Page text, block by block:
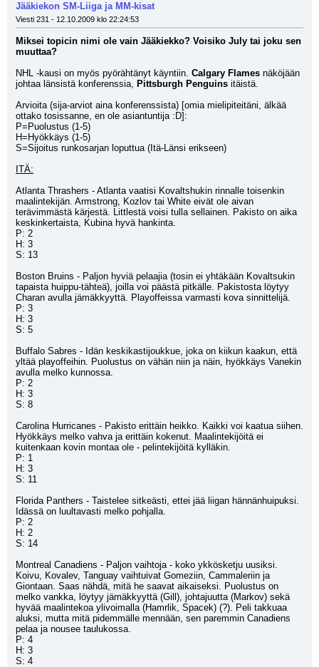
Jääkiekon SM-Liiga ja MM-kisat
Viesti 231 - 12.10.2009 klo 22:24:53
Miksei topicin nimi ole vain Jääkiekko? Voisiko July tai joku sen
muuttaa?
NHL -kausi on myös pyörähtänyt käyntiin. Calgary Flames näköjään
johtaa länsistä konferenssia, Pittsburgh Penguins itäistä.
Arvioita (sija-arviot aina konferenssista) [omia mielipiteitäni, älkää
ottako tosissanne, en ole asiantuntija :D]:
P=Puolustus (1-5)
H=Hyökkäys (1-5)
S=Sijoitus runkosarjan loputtua (Itä-Länsi erikseen)
ITÄ:
Atlanta Thrashers - Atlanta vaatisi Kovaltshukin rinnalle toisenkin
maalintekijän. Armstrong, Kozlov tai White eivät ole aivan
terävimmästä kärjestä. Littlestä voisi tulla sellainen. Pakisto on aika
keskinkertaista, Kubina hyvä hankinta.
P: 2
H: 3
S: 13
Boston Bruins - Paljon hyviä pelaajia (tosin ei yhtäkään Kovaltsukin
tapaista huippu-tähteä), joilla voi päästä pitkälle. Pakistosta löytyy
Charan avulla jämäkkyyttä. Playoffeissa varmasti kova sinnittelijä.
P: 3
H: 3
S: 5
Buffalo Sabres - Idän keskikastijoukkue, joka on kiikun kaakun, että
yltää playoffeihin. Puolustus on vähän niin ja näin, hyökkäys Vanekin
avulla melko kunnossa.
P: 2
H: 3
S: 8
Carolina Hurricanes - Pakisto erittäin heikko. Kaikki voi kaatua siihen.
Hyökkäys melko vahva ja erittäin kokenut. Maalintekijöitä ei
kuitenkaan kovin montaa ole - pelintekijöitä kylläkin.
P: 1
H: 3
S: 11
Florida Panthers - Taistelee sitkeästi, ettei jää liigan hännänhuipuksi.
Idässä on luultavasti melko pohjalla.
P: 2
H: 2
S: 14
Montreal Canadiens - Paljon vaihtoja - koko ykkösketju uusiksi.
Koivu, Kovalev, Tanguay vaihtuivat Gomeziin, Cammaleriin ja
Giontaan. Saas nähdä, mitä he saavat aikaiseksi. Puolustus on
melko vankka, löytyy jämäkkyyttä (Gill), johtajuutta (Markov) sekä
hyvää maalintekoa ylivoimalla (Hamrlik, Spacek) (?). Peli takkuaa
aluksi, mutta mitä pidemmälle mennään, sen paremmin Canadiens
pelaa ja nousee taulukossa.
P: 4
H: 3
S: 4